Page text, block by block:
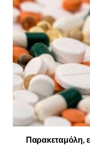
Παρακεταμόλη,